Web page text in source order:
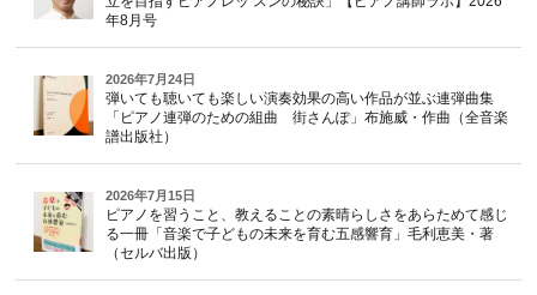
年8月号
2026年7月24日
弾いても聴いても楽しい演奏効果の高い作品が並ぶ連弾曲集
「ピアノ連弾のための組曲 街さんぽ」布施威・作曲（全音楽
譜出版社）
2026年7月15日
ピアノを習うこと、教えることの素晴らしさをあらためて感じ
る一冊「音楽で子どもの未来を育む五感響育」毛利恵美・著
（セルバ出版）